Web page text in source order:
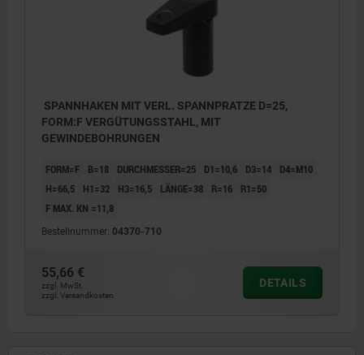
SPANNHAKEN MIT VERL. SPANNPRATZE D=25,
FORM:F VERGÜTUNGSSTAHL, MIT
GEWINDEBOHRUNGEN
FORM=F B=18 DURCHMESSER=25 D1=10,6 D3=14
D4=M10
H=66,5
H1=32 H3=16,5 LÄNGE=38 R=16
R1=50
F MAX. KN =11,8
Bestellnummer: 04370-710
55,66 €
zzgl. MwSt.
zzgl. Versandkosten
DETAILS